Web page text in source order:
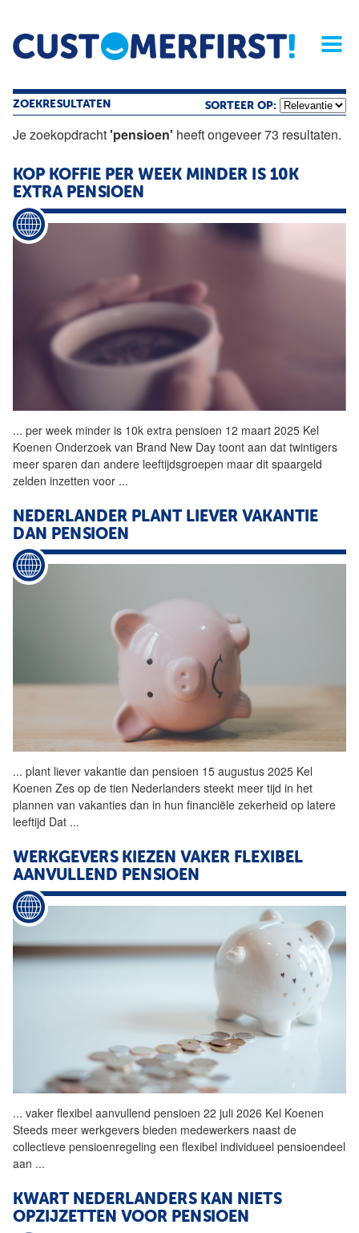
Home Opinie Archief
Magazine
ZOEKRESULTATEN SORTEER OP:
Je zoekopdracht'pensioen' heeft ongeveer 73 resultaten.
KOP KOFFIE PER WEEK MINDER IS 10K
EXTRA PENSIOEN
... per week minder is 10k extra pensioen 12 maart 2025 Kel
Koenen Onderzoek van Brand New Day toont aan dat twintigers
meer sparen dan andere leeftijdsgroepen maar dit spaargeld
zelden inzetten voor ...
NEDERLANDER PLANT LIEVER VAKANTIE
DAN PENSIOEN
... plant liever vakantie dan pensioen 15 augustus 2025 Kel
Koenen Zes op de tien Nederlanders steekt meer tijd in het
plannen van vakanties dan in hun financiële zekerheid op latere
leeftijd Dat ...
WERKGEVERS KIEZEN VAKER FLEXIBEL
AANVULLEND PENSIOEN
... vaker flexibel aanvullend pensioen 22 juli 2026 Kel Koenen
Steeds meer werkgevers bieden medewerkers naast de
collectieve pensioenregeling een flexibel individueel pensioendeel
aan ...
KWART NEDERLANDERS KAN NIETS
OPZIJZETTEN VOOR PENSIOEN